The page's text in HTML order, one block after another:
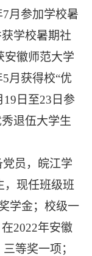
7月参加学校暑
学校暑期社
安徽师范大学
5月获得校“优
19 日至23 日参
退伍大学生
员，皖江学
，现任班级班
学金；校级一
2022年安徽
等奖一项；